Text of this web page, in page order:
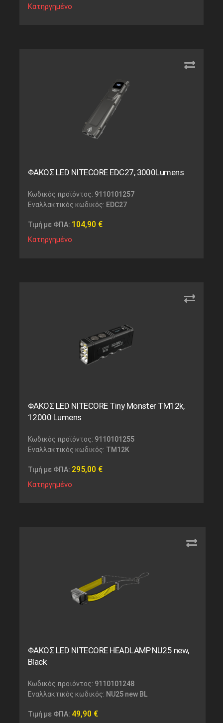
Κατηργημένο
ΦΑΚΟΣ LED NITECORE EDC27, 3000Lumens
Κωδικός προϊόντος: 9110101257
Εναλλακτικός κωδικός: EDC27
Τιμή με ΦΠΑ: 104,90 €
Κατηργημένο
ΦΑΚΟΣ LED NITECORE Tiny Monster TM12k,
12000 Lumens
Κωδικός προϊόντος: 9110101255
Εναλλακτικός κωδικός: TM12K
Τιμή με ΦΠΑ: 295,00 €
Κατηργημένο
ΦΑΚΟΣ LED NITECORE HEADLAMP NU25 new,
Black
Κωδικός προϊόντος: 9110101248
Εναλλακτικός κωδικός: NU25 new BL
Τιμή με ΦΠΑ: 49,90 €